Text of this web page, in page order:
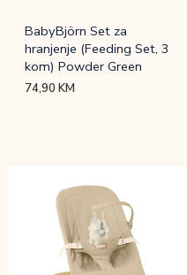
BabyBjörn Set za
hranjenje (Feeding Set, 3
kom) Powder Green
74,90KM